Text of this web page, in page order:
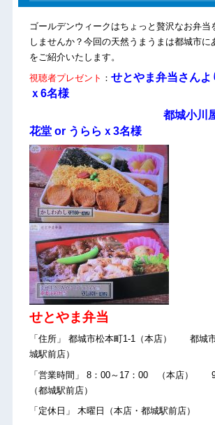
ゴールデンウィークはちょっと贅沢なお弁当
しませんか？今回の天然うまうまは都城市に
をご紹介いたします。
視聴者プレゼント ： せとやま弁当さんよ
ｘ6名様
都城小川屋さん
花堂 or うららｘ3名様
せとやま弁当
「住所」 都城市松本町1-1（本店） 都城
城駅前店）
「営業時間」 8：00～17：00 （本店）
（都城駅前店）
「定休日」 木曜日（本店・都城駅前店）